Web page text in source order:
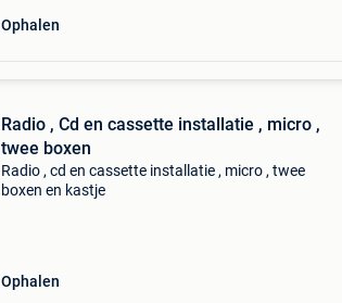
Ophalen
Radio , Cd en cassette installatie , micro ,
twee boxen
Radio , cd en cassette installatie , micro , twee
boxen en kastje
Ophalen